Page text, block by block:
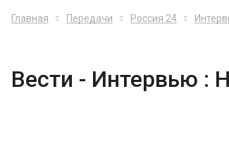
Главная Передачи Россия 24
Вести - Интервью :